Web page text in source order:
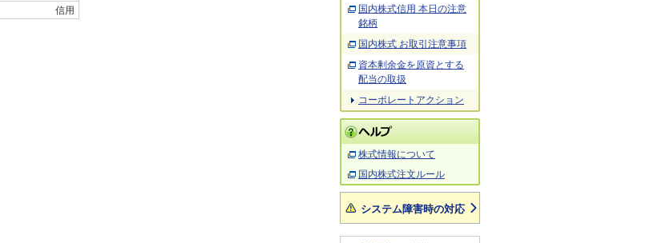
信用
国内株式信用 本日の注意
銘柄
国内株式 お取引注意事項
資本剰余金を原資とする
配当の取扱
コーポレートアクション
株式情報について
国内株式注文ルール
システム障害時の対応